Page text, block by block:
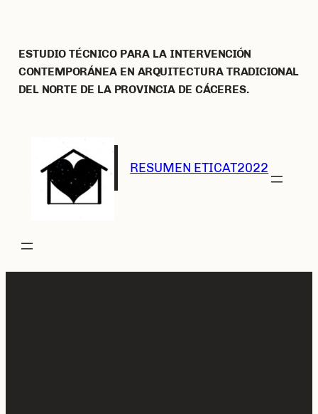
contenido
ESTUDIO TÉCNICO PARA LA INTERVENCIÓN
CONTEMPORÁNEA EN ARQUITECTURA TRADICIONAL
DEL NORTE DE LA PROVINCIA DE CÁCERES.
RESUMEN ETICAT2022